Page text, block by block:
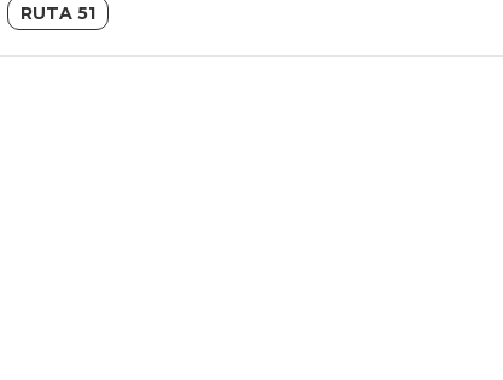
RUTA 51